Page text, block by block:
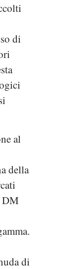
di
al
della
DM
di